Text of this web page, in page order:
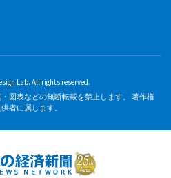
Lab. All rights reserved.
図表などの無断転載を禁止します。 著作権
者に属します。